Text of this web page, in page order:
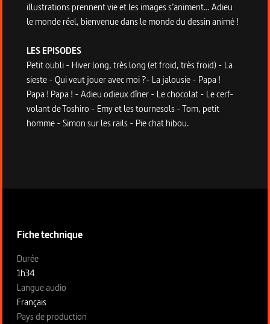
illustrations prennent vie et les images s’animent… Adieu
le monde réel, bienvenue dans le monde du dessin animé !
LES EPISODES
Petit oubli - Hiver long, très long (et froid, très froid) - La
sieste - Qui veut jouer avec moi ?- La jalousie - Papa !
Papa ! Papa ! - Adieu odieux dîner - Le chocolat - Le cerf-
volant de Toshiro - Emy et les tournesols - Tom, petit
homme - Simon sur les rails - Pie chat hibou.
Fiche technique
Fiche technique section gauche
Durée
1h34
Langue audio
Français
Pays de production